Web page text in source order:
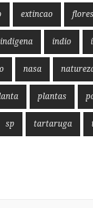
extincao flores
indigena indio
nasa
plantas
sp tartaruga